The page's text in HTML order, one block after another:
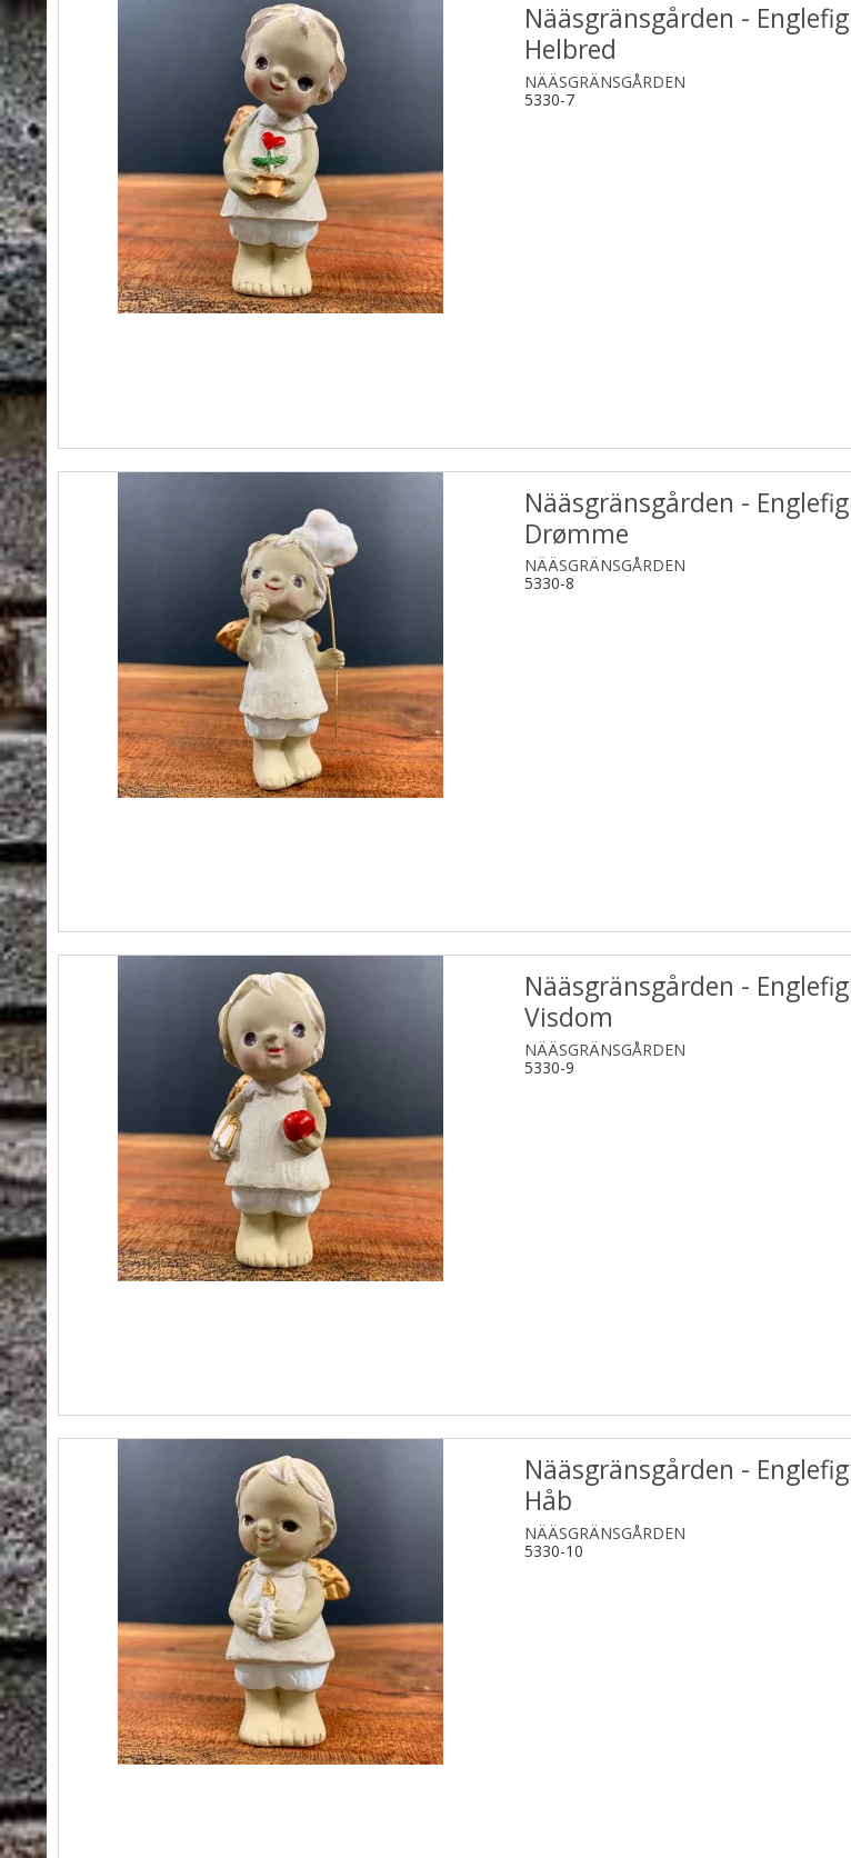
Nääsgränsgården -
Helbred
NÄÄSGRÄNSGÅRDEN
5330-7
Nääsgränsgården -
Drømme
NÄÄSGRÄNSGÅRDEN
5330-8
Nääsgränsgården -
Visdom
NÄÄSGRÄNSGÅRDEN
5330-9
Nääsgränsgården -
Håb
NÄÄSGRÄNSGÅRDEN
5330-10